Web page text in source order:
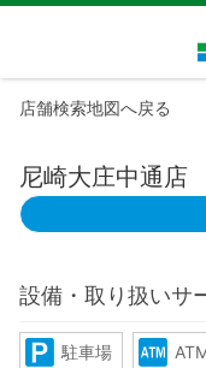
店舗検索地図へ戻る
尼崎大庄中通店
設備・取り扱いサ
駐車場